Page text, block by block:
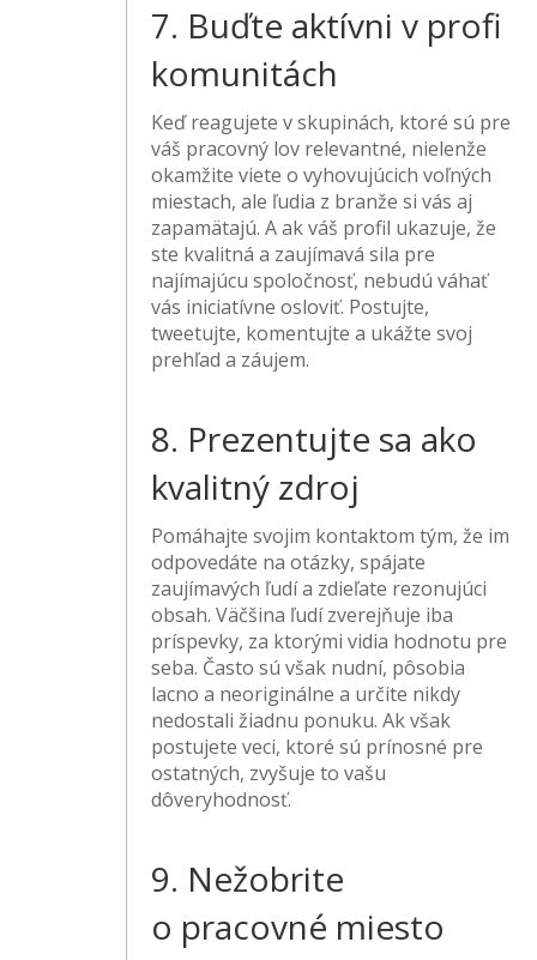
7. Buďte aktívni v profi
komunitách
Keď reagujete v skupinách, ktoré sú pre
váš pracovný lov relevantné, nielenže
okamžite viete o vyhovujúcich voľných
miestach, ale ľudia z branže si vás aj
zapamätajú. A ak váš profil ukazuje, že
ste kvalitná a zaujímavá sila pre
najímajúcu spoločnosť, nebudú váhať
vás iniciatívne osloviť. Postujte,
tweetujte, komentujte a ukážte svoj
prehľad a záujem.
8. Prezentujte sa ako
kvalitný zdroj
Pomáhajte svojim kontaktom tým, že im
odpovedáte na otázky, spájate
zaujímavých ľudí a zdieľate rezonujúci
obsah. Väčšina ľudí zverejňuje iba
príspevky, za ktorými vidia hodnotu pre
seba. Často sú však nudní, pôsobia
lacno a neoriginálne a určite nikdy
nedostali žiadnu ponuku. Ak však
postujete veci, ktoré sú prínosné pre
ostatných, zvyšuje to vašu
dôveryhodnosť.
9. Nežobrite
o pracovné miesto